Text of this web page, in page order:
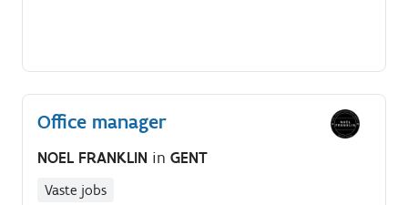
Office manager
NOEL FRANKLIN in GENT
Vaste jobs